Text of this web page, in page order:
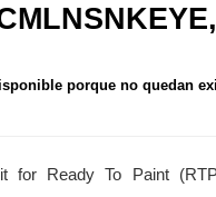
porque no quedan
for Ready To Paint